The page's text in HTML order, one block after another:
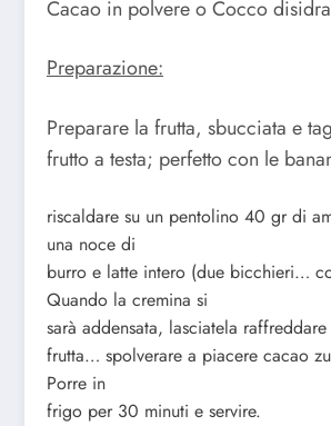
Cacao in polvere o Cocco
Preparazione:
Preparare la frutta, sbucciata e
frutto a testa; perfetto con le
riscaldare su un pentolino 40 gr di
una noce di
burro e latte intero (due bicchieri…
Quando la cremina si
sarà addensata, lasciatela
frutta… spolverare a piacere cacao
Porre in
frigo per 30 minuti e servire.